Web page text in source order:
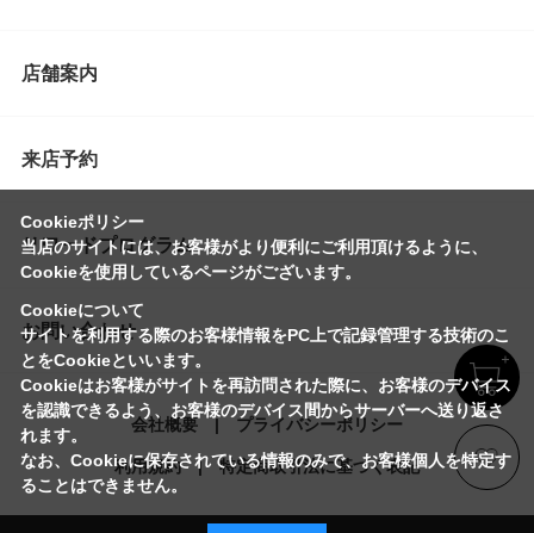
店舗案内
来店予約
リワードプログラム
お問い合わせ
会社概要 プライバシーポリシー
利用規約 特定商取引法に基づく表記
Cookieポリシー
当店のサイトには、お客様がより便利にご利用頂けるように、
Cookieを使用しているページがございます。
Cookieについて
サイトを利用する際のお客様情報をPC上で記録管理する技術のこ
とをCookieといいます。
Cookieはお客様がサイトを再訪問された際に、お客様のデバイス
を認識できるよう、お客様のデバイス間からサーバーへ送り返さ
れます。
なお、Cookieに保存されている情報のみで、お客様個人を特定す
ることはできません。